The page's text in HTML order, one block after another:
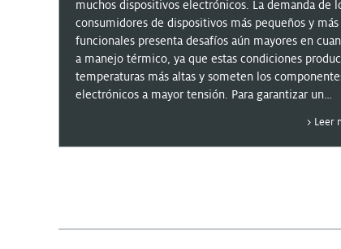
muchos dispositivos electrónicos. La demanda de
consumidores de dispositivos más pequeños y más
funcionales presenta desafíos aún mayores en
a manejo térmico, ya que estas condiciones
temperaturas más altas y someten los
electrónicos a mayor tensión. Para garantizar un
con revestimiento térmico y metal aislado, que
Leer